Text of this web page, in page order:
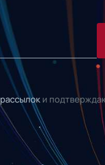
рассылок и